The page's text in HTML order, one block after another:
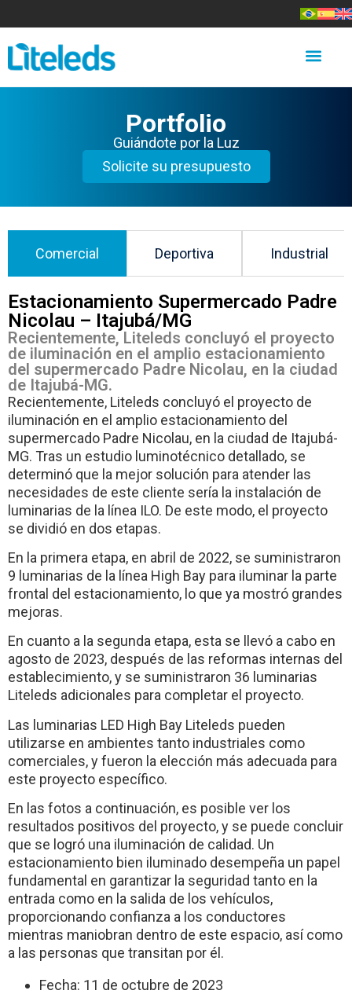
Portfolio
Guiándote por la Luz
Solicite su presupuesto
Comercial Deportiva Industrial
Estacionamiento Supermercado Padre
Nicolau – Itajubá/MG
Recientemente, Liteleds concluyó el proyecto
de iluminación en el amplio estacionamiento
del supermercado Padre Nicolau, en la ciudad
de Itajubá-MG.
Recientemente, Liteleds concluyó el proyecto de
iluminación en el amplio estacionamiento del
supermercado Padre Nicolau, en la ciudad de Itajubá-
MG. Tras un estudio luminotécnico detallado, se
determinó que la mejor solución para atender las
necesidades de este cliente sería la instalación de
luminarias de la línea ILO. De este modo, el proyecto
se dividió en dos etapas.
En la primera etapa, en abril de 2022, se suministraron
9 luminarias de la línea High Bay para iluminar la parte
frontal del estacionamiento, lo que ya mostró grandes
mejoras.
En cuanto a la segunda etapa, esta se llevó a cabo en
agosto de 2023, después de las reformas internas del
establecimiento, y se suministraron 36 luminarias
Liteleds adicionales para completar el proyecto.
Las luminarias LED High Bay Liteleds pueden
utilizarse en ambientes tanto industriales como
comerciales, y fueron la elección más adecuada para
este proyecto específico.
En las fotos a continuación, es posible ver los
resultados positivos del proyecto, y se puede concluir
que se logró una iluminación de calidad. Un
estacionamiento bien iluminado desempeña un papel
fundamental en garantizar la seguridad tanto en la
entrada como en la salida de los vehículos,
proporcionando confianza a los conductores
mientras maniobran dentro de este espacio, así como
a las personas que transitan por él.
Fecha: 11 de octubre de 2023